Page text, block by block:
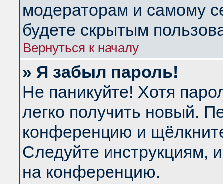
модераторам и самому
будете скрытым
Вернуться к началу
» Я забыл пароль!
Не паникуйте! Хотя
легко получить новый.
конференцию и
Следуйте инструкциям,
на конференцию.